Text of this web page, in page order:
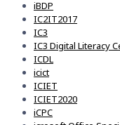
iBDP
IC2IT2017
IC3
IC3 Digital Literacy
ICDL
icict
ICIET
ICIET2020
iCPC